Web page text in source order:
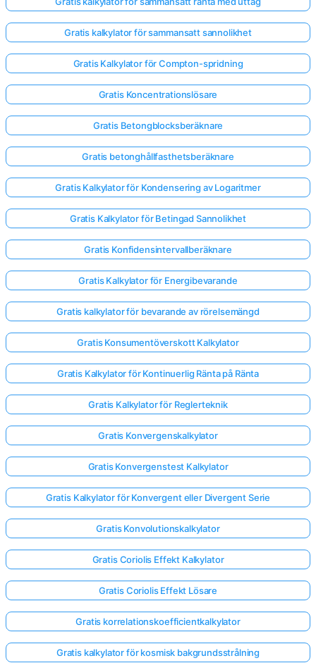
Gratis kalkylator för sammansatt sannolikhet
Gratis Kalkylator för Compton-spridning
Gratis Koncentrationslösare
Gratis Betongblocksberäknare
Gratis betonghållfasthetsberäknare
Gratis Kalkylator för Kondensering av Logaritmer
Gratis Kalkylator för Betingad Sannolikhet
Gratis Konfidensintervallberäknare
Gratis Kalkylator för Energibevarande
Gratis kalkylator för bevarande av rörelsemängd
Gratis Konsumentöverskott Kalkylator
Gratis Kalkylator för Kontinuerlig Ränta på Ränta
Gratis Kalkylator för Reglerteknik
Gratis Konvergenskalkylator
Gratis Konvergenstest Kalkylator
Gratis Kalkylator för Konvergent eller Divergent Serie
Gratis Konvolutionskalkylator
Gratis Coriolis Effekt Kalkylator
Gratis Coriolis Effekt Lösare
Gratis korrelationskoefficientkalkylator
Gratis kalkylator för kosmisk bakgrundsstrålning